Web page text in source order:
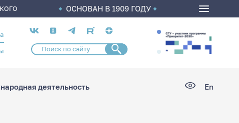
ОСНОВАН В 1909 ГОДУ
Социальные
сети
деятельность En